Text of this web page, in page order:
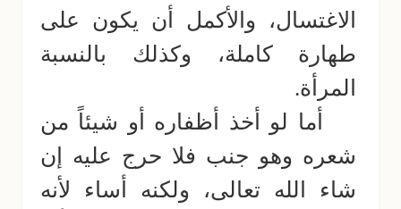
الاغتسال، والأكمل أن يكون على
طهارة كاملة، وكذلك بالنسبة
المرأة.
أما لو أخذ أظفاره أو شيئاً من
شعره وهو جنب فلا حرج عليه إن
شاء الله تعالى، ولكنه أساء لأنه